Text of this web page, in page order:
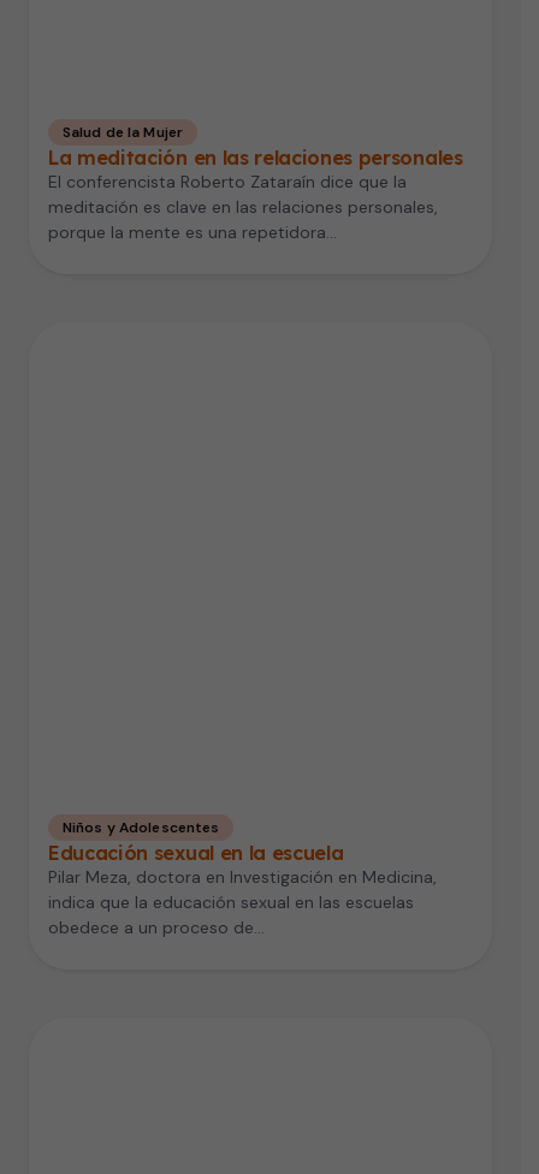
Salud de la Mujer
La meditación en las relaciones personales
El conferencista Roberto Zataraín dice que la
meditación es clave en las relaciones personales,
porque la mente es una repetidora…
Niños y Adolescentes
Educación sexual en la escuela
Pilar Meza, doctora en Investigación en Medicina,
indica que la educación sexual en las escuelas
obedece a un proceso de…